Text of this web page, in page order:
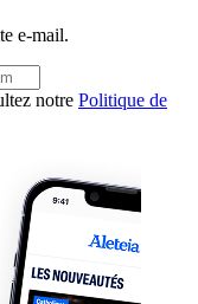
e-mail.
notre Politique de